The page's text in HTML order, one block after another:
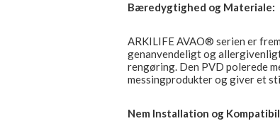
Bæredygtighed og Materiale:
ARKILIFE AVAO® serien er
genanvendeligt og
rengøring. Den PVD polerede
messingprodukter og giver et
Nem Installation og